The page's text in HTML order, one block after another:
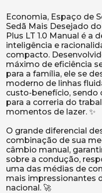
Economia, Espaço de
Sedã Mais Desejado
Plus LT 1.0 Manual é a
inteligência e
compacto.
máximo de eficiência
para a família, ele se
moderno de linhas
custo-benefício, sendo
para a correria do
momentos de lazer. ✨
O grande diferencial
combinação de sua
câmbio manual,
sobre a condução,
uma das médias de
mais impressionantes
nacional. 🚀